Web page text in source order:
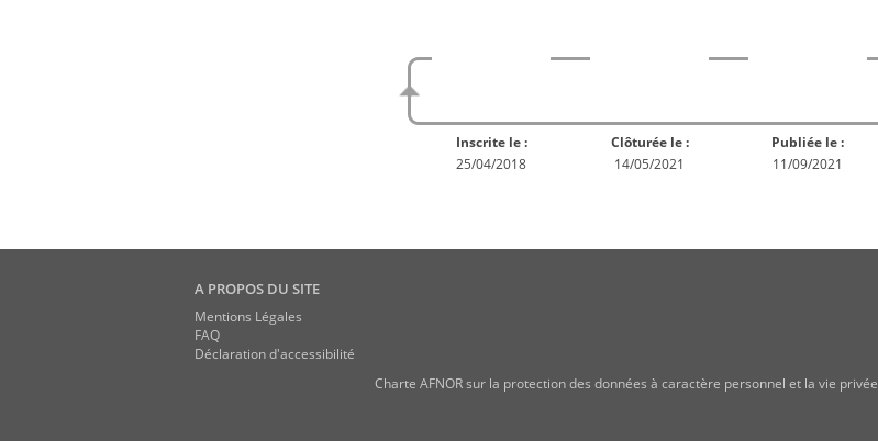
Inscrite le :
25/04/2018
Clôturée le :
14/05/2021
Publiée le :
11/09/2021
A PROPOS DU SITE
Mentions Légales
FAQ
Déclaration d'accessibilité
Charte AFNOR sur la protection des données à caractère personnel et la vie privée